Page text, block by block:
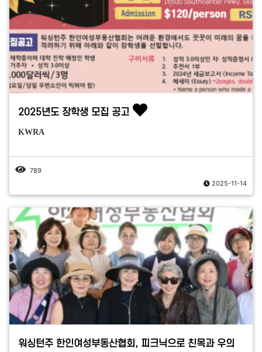
2025년도 장학생 모집 공고
KWRA
789
2025-11-14
워싱턴주 한인여성부동산협회, 피크닉으로 친목과 우의